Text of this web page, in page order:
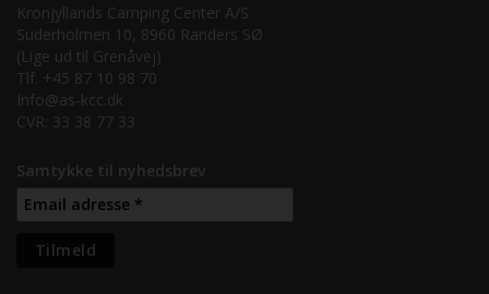
Kronjyllands Camping Center A/S
Suderholmen 10, 8960 Randers SØ
(Lige ud til Grenåvej)
Tlf. +45 87 10 98 70
Info@as-kcc.dk
CVR: 33 38 77 33
Samtykke til nyhedsbrev